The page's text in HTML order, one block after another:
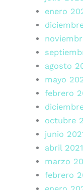
enero
agosto
mayo
febrero
octubre
junio
abril 2021
marzo
febrero